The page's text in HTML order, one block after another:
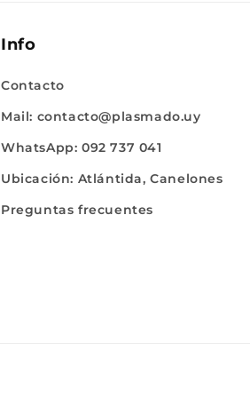
Info
Contacto
Mail: contacto@plasmado.uy
WhatsApp: 092 737 041
Ubicación: Atlántida, Canelones
Preguntas frecuentes